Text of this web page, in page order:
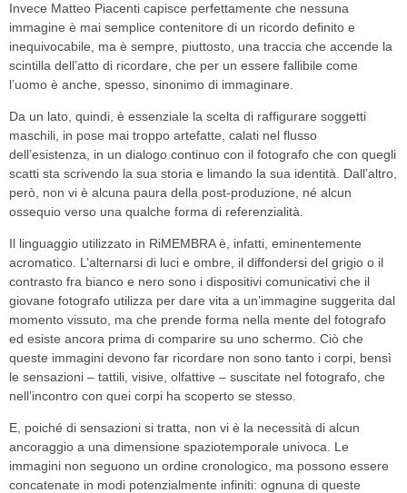
Invece Matteo Piacenti capisce perfettamente che nessuna
immagine è mai semplice contenitore di un ricordo definito e
inequivocabile, ma è sempre, piuttosto, una traccia che accende la
scintilla dell’atto di ricordare, che per un essere fallibile come
l’uomo è anche, spesso, sinonimo di immaginare.
Da un lato, quindi, è essenziale la scelta di raffigurare soggetti
maschili, in pose mai troppo artefatte, calati nel flusso
dell’esistenza, in un dialogo continuo con il fotografo che con quegli
scatti sta scrivendo la sua storia e limando la sua identità. Dall’altro,
però, non vi è alcuna paura della post-produzione, né alcun
ossequio verso una qualche forma di referenzialità.
Il linguaggio utilizzato in RiMEMBRA è, infatti, eminentemente
acromatico. L’alternarsi di luci e ombre, il diffondersi del grigio o il
contrasto fra bianco e nero sono i dispositivi comunicativi che il
giovane fotografo utilizza per dare vita a un’immagine suggerita dal
momento vissuto, ma che prende forma nella mente del fotografo
ed esiste ancora prima di comparire su uno schermo. Ciò che
queste immagini devono far ricordare non sono tanto i corpi, bensì
le sensazioni – tattili, visive, olfattive – suscitate nel fotografo, che
nell’incontro con quei corpi ha scoperto se stesso.
E, poiché di sensazioni si tratta, non vi è la necessità di alcun
ancoraggio a una dimensione spaziotemporale univoca. Le
immagini non seguono un ordine cronologico, ma possono essere
concatenate in modi potenzialmente infiniti: ognuna di queste